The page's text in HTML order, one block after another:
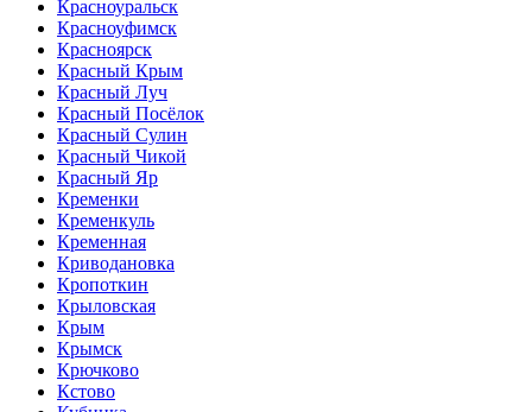
Красноуральск
Красноуфимск
Красноярск
Красный Крым
Красный Луч
Красный Посёлок
Красный Сулин
Красный Чикой
Красный Яр
Кременки
Кременкуль
Кременная
Криводановка
Кропоткин
Крыловская
Крым
Крымск
Крючково
Кстово